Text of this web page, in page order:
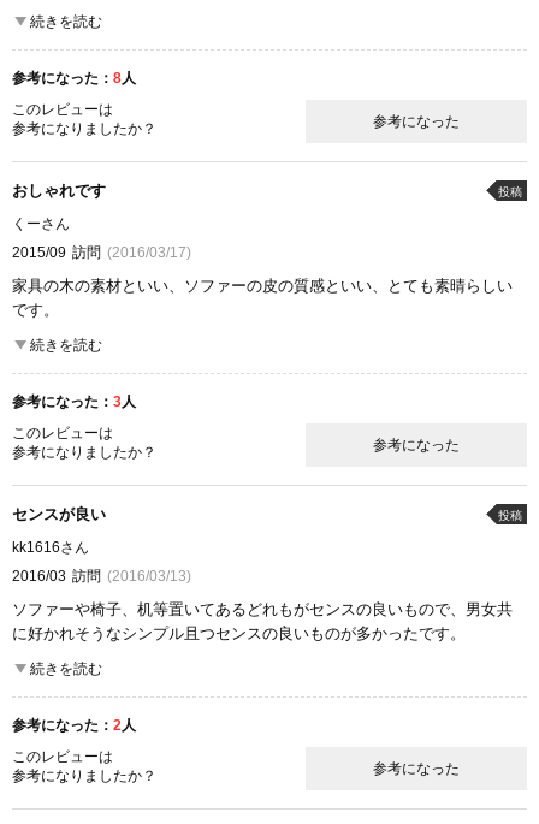
ります。落ち着いた感じの家具が揃っており、オススメだと思います。
食器もシンプルで、いいと思います。
ここが良かった
品揃え
商品の質
続きを読む
参考になった： 8人
このレビューは
参考になりましたか？
参考になった
おしゃれです 投稿
くーさん
2015/09 訪問 (2016/03/17)
家具の木の素材といい、ソファーの皮の質感といい、とても素晴らしい
です。
お値段が高めなので大きな家具を買ったことはありませんが、雑貨をみ
たりインテリアの参考にしたりしています。
ここが良かった
商品の質
雰囲気
続きを読む
参考になった： 3人
このレビューは
参考になりましたか？
参考になった
センスが良い 投稿
kk1616さん
2016/03 訪問 (2016/03/13)
ソファーや椅子、机等置いてあるどれもがセンスの良いもので、男女共
に好かれそうなシンプル且つセンスの良いものが多かったです。
展示されていたレザーソファーがともいいなと思いました。
ラグマットやカーテンもセンスの良い柄のものが多かったです。
ここが良かった
商品の質
雰囲気
続きを読む
参考になった： 2人
このレビューは
参考になりましたか？
参考になった